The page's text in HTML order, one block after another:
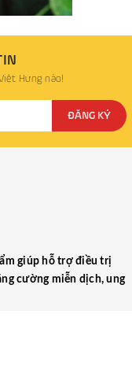
Hưng nào!
ĐĂNG KÝ
giúp hỗ trợ điều trị
cường miễn dịch, ung